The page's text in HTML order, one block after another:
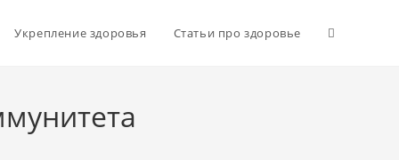
Укрепление здоровья Статьи про здоровье